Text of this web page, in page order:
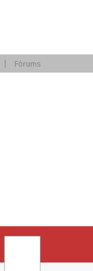
Fòrums